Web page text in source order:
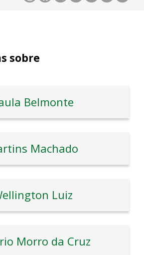
sobre
Belmonte
Machado
Luiz
Morro da Cruz